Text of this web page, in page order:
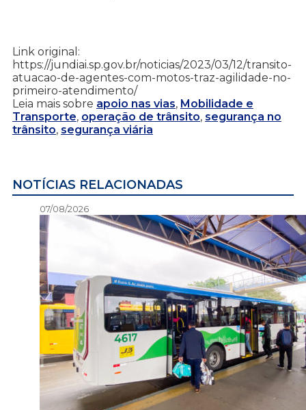
Link original:
https://jundiai.sp.gov.br/noticias/2023/03/12/transito-
atuacao-de-agentes-com-motos-traz-agilidade-no-
primeiro-atendimento/
Leia mais sobre apoio nas vias, Mobilidade e
Transporte, operação de trânsito, segurança no
trânsito, segurança viária
NOTÍCIAS RELACIONADAS
07/08/2026